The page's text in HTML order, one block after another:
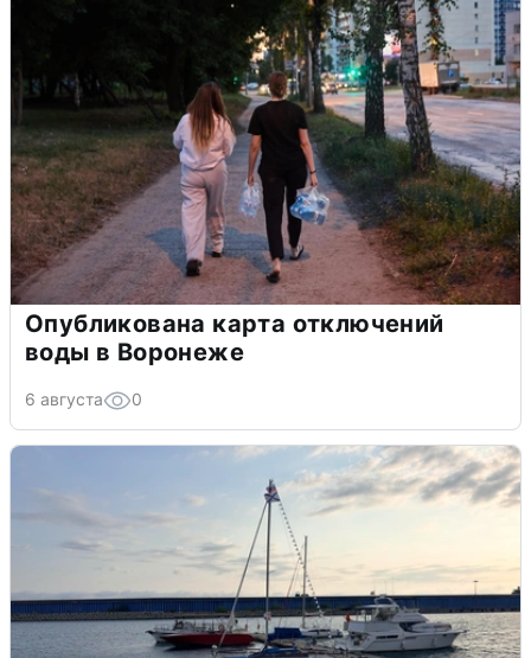
Опубликована карта отключений
воды в Воронеже
6 августа 0